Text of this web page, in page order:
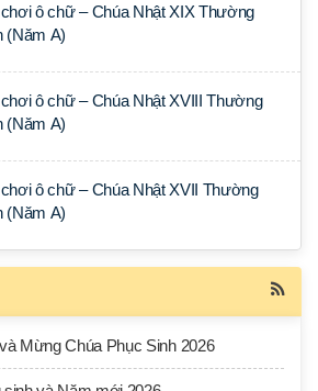
ô chữ – Chúa Nhật XIX Thường
(Năm A)
ô chữ – Chúa Nhật XVIII Thường
(Năm A)
ô chữ – Chúa Nhật XVII Thường
(Năm A)
Mừng Chúa Phục Sinh 2026